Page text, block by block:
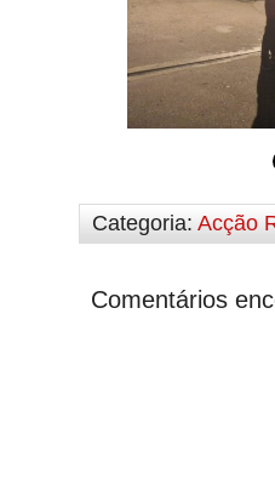
Categoria: Acção
Comentários